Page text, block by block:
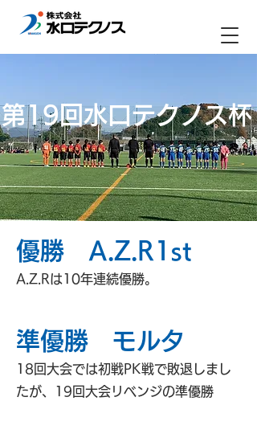
​第19回水口テクノス杯
​優勝 A.Z.R1st
A.Z.Rは10年連続優勝。
準​優勝 モルタ
​18回大会では初戦PK戦で敗退しまし
たが、19回大会リベンジの準優勝